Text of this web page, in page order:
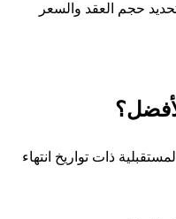
حجم العقد والسعر
ذات تواريخ انتهاء